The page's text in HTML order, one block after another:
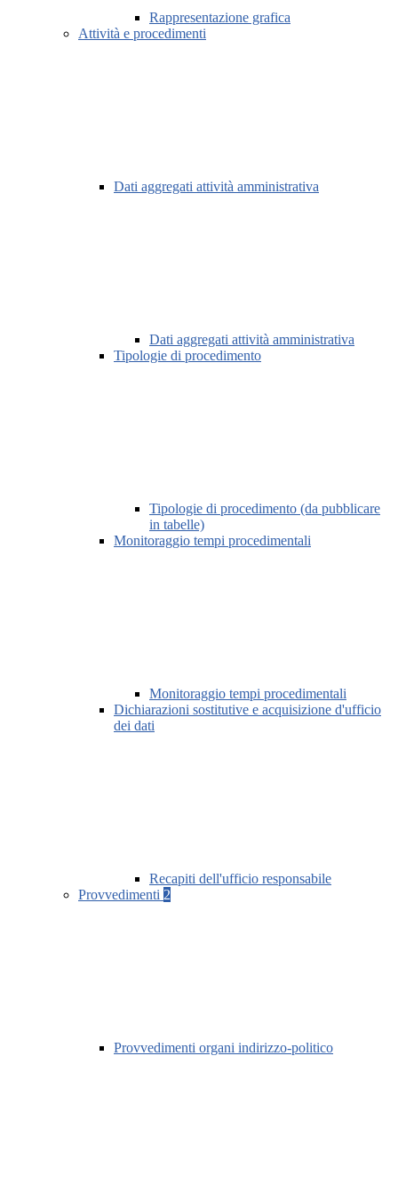
Rappresentazione grafica
Attività e procedimenti
Dati aggregati attività amministrativa
Dati aggregati attività amministrativa
Tipologie di procedimento
Tipologie di procedimento (da pubblicare
in tabelle)
Monitoraggio tempi procedimentali
Monitoraggio tempi procedimentali
Dichiarazioni sostitutive e acquisizione d'ufficio
dei dati
Recapiti dell'ufficio responsabile
Provvedimenti 2
Provvedimenti organi indirizzo-politico